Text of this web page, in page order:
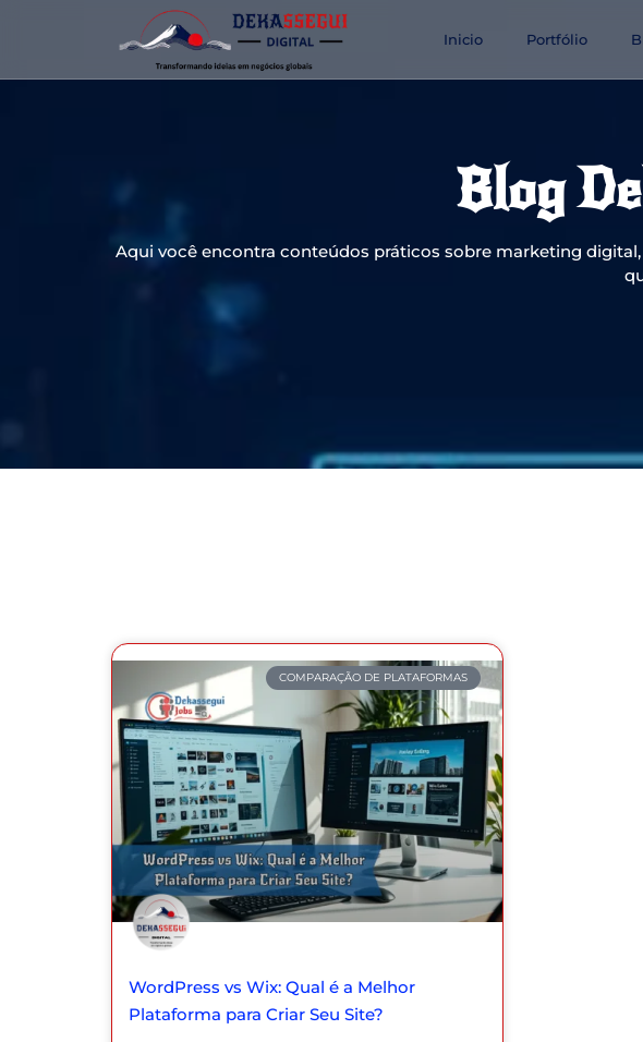
Inicio Portfólio
Blog
Aqui você encontra conteúdos práticos sobre marketing
COMPARAÇÃO DE PLATAFORMAS
WordPress vs Wix: Qual é a Melhor
Plataforma para Criar Seu Site?